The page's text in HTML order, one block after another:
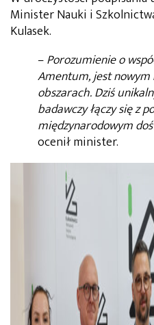
Minister Nauki i
Kulasek.
–Porozumienie o
Amentum, jest
obszarach. Dziś
badawczy łączy się z
międzynarodowym
ocenił minister.